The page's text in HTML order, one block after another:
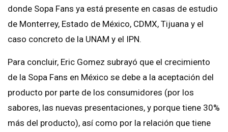
donde Sopa Fans ya está presente en casas de estudio
de Monterrey, Estado de México, CDMX, Tijuana y el
caso concreto de la UNAM y el IPN.
Para concluir, Eric Gomez subrayó que el crecimiento
de la Sopa Fans en México se debe a la aceptación del
producto por parte de los consumidores (por los
sabores, las nuevas presentaciones, y porque tiene 30%
más del producto), así como por la relación que tiene